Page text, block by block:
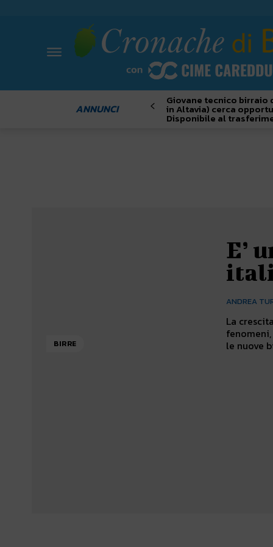
ANNUNCI
Giovane tecnico birraio
in Altavia) cerca
Disponibile al
BIRRE
E’
ANDREA
La
le nuove